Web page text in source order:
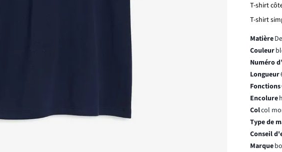
T-shirt
T-shirt
Matière
Couleur
Numéro
Longueur
Fonctions
Encolure
Colcol
Type de
Conseil
Marque